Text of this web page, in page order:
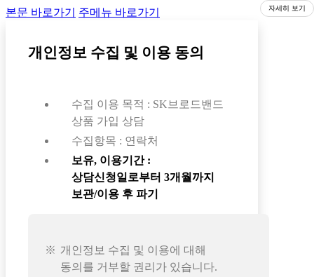
본문 바로가기 주메뉴 바로가기
개인정보 수집 및 이용 동의
수집 이용 목적 : SK브로드밴드
상품 가입 상담
수집항목 : 연락처
보유, 이용기간 :
상담신청일로부터 3개월까지
보관/이용 후 파기
개인정보 수집 및 이용에 대해
동의를 거부할 권리가 있습니다.
자세히 보기